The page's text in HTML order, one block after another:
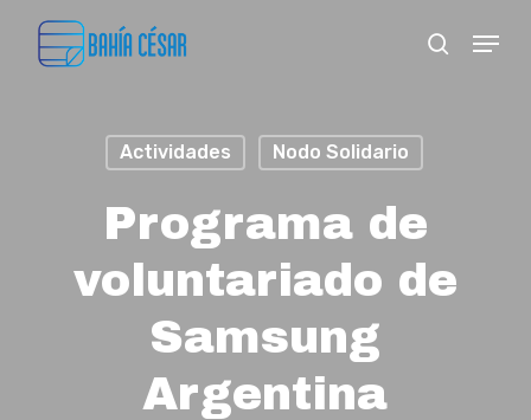
search
Menu
Actividades Nodo Solidario
Programa de
voluntariado de
Samsung
Argentina